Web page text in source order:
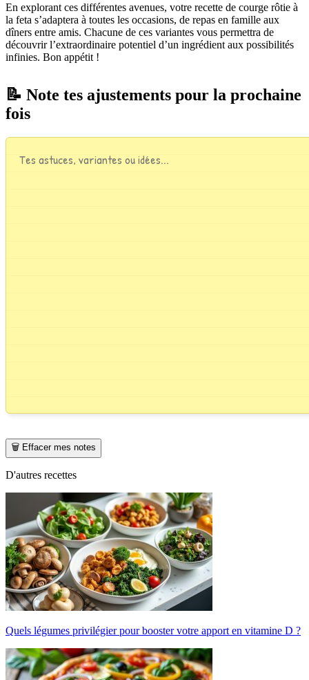
En explorant ces différentes avenues, votre recette de courge rôtie à
la feta s’adaptera à toutes les occasions, de repas en famille aux
dîners entre amis. Chacune de ces variantes vous permettra de
découvrir l’extraordinaire potentiel d’un ingrédient aux possibilités
infinies. Bon appétit !
📝 Note tes ajustements pour la prochaine
fois
🗑️ Effacer mes notes
D'autres recettes
Quels légumes privilégier pour booster votre apport en vitamine D ?